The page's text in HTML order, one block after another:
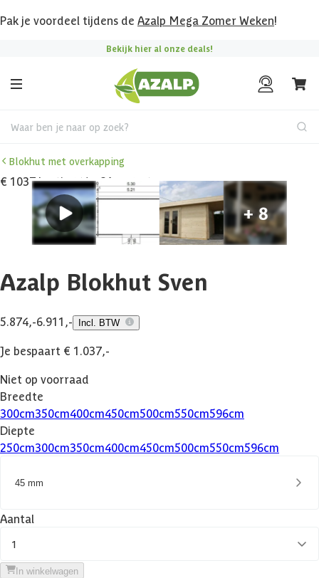
Pak je voordeel tijdens de Azalp Mega Zomer Weken!
Bekijk hier al onze deals!
Waar ben je naar op zoek?
Blokhut met overkapping
€ 1037 korting t/m 31 augustus
Azalp Blokhut Sven
5.874,-6.911,- Incl. BTW
Je bespaart € 1.037,-
Niet op voorraad
Breedte
300cm350cm400cm450cm500cm550cm596cm
Diepte
250cm300cm350cm400cm450cm500cm550cm596cm
45 mm
Aantal
1
In winkelwagen